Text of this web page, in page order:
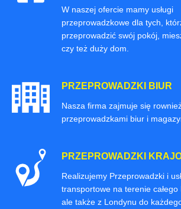
W naszej ofercie mamy usługi
przeprowadzkowe dla tych,
przeprowadzić swój pokój,
czy też duży dom.
PRZEPROWADZKI BIUR
Nasza firma zajmuje się
przeprowadzkami biur i
PRZEPROWADZKI
Realizujemy Przeprowadzki i
transportowe na terenie całego
ale także z Londynu do